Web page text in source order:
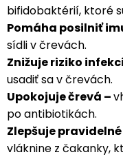
bifidobaktérií, ktoré
Pomáha posilniť
sídli v črevách.
Znižuje riziko
usadiť sa v črevách.
Upokojuje črevá –
po antibiotikách.
Zlepšuje
vláknine z čakanky,